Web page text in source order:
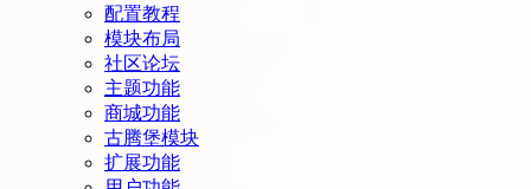
配置教程
模块布局
社区论坛
主题功能
商城功能
古腾堡模块
扩展功能